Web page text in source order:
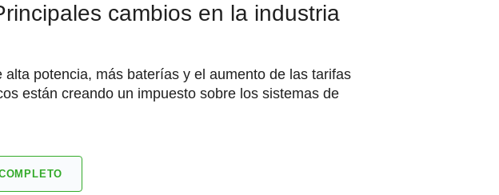
cambios en la industria
alta potencia, más baterías y el aumento de las tarifas
están creando un impuesto sobre los sistemas de